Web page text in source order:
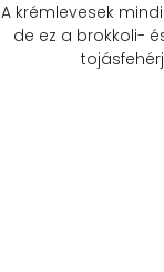
A krémlevesek
de ez a brokkoli-